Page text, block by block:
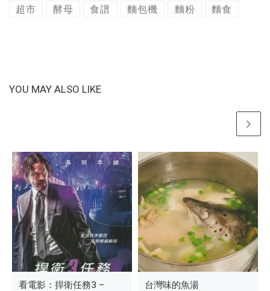
超市 酵母 食譜 麵包機 麵粉 麵食
YOU MAY ALSO LIKE
學俄文頭很暈 溫哥華看櫻花
看電影：捍衛任務3 –
台灣味的魚湯